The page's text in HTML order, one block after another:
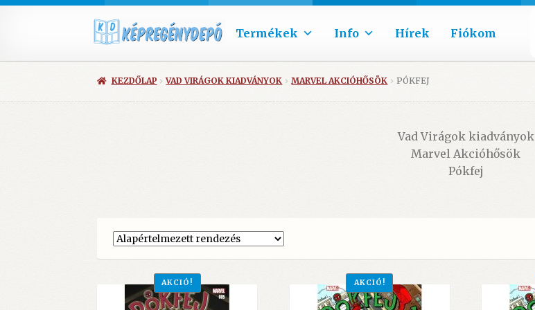
Termékek Info Hírek Fiókom
KEZDŐLAP VAD VIRÁGOK KIADVÁNYOK MARVEL AKCIÓHŐSÖK PÓKFEJ
Vad Virágok kiadványok
Marvel Akcióhősök
Pókfej
AKCIÓ! AKCIÓ!